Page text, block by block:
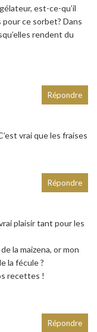
est-ce-qu’il
ce sorbet? Dans
rendent du
vrai que les fraises
Répondre
plaisir tant pour les
la maizena, or mon
la fécule ?
recettes !
Répondre
Répondre